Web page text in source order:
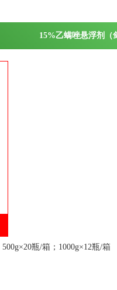
15%乙螨唑悬浮剂（
瓶/箱；1000g×12瓶/箱